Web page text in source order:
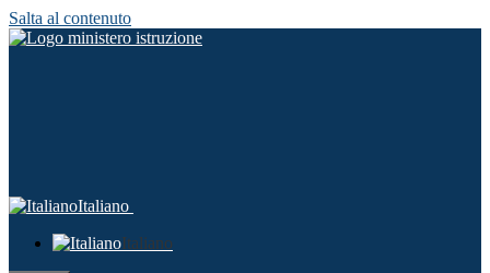
Salta al contenuto
Italiano
Italiano